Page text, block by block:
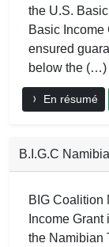
the U.S.
Basic Income
ensured
below the (…)
En résumé
B.I.G.C Namibia
BIG Coalition
Income
the Namibian